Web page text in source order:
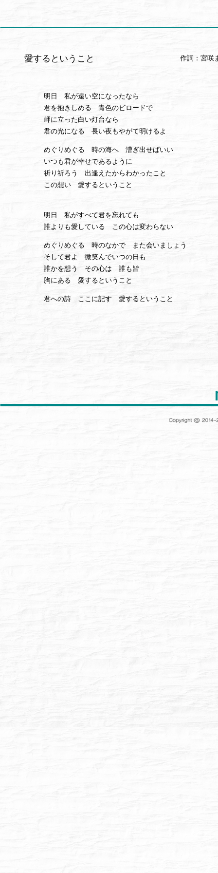
愛するということ 作詞：宮咲
明日 私が遠い空になったなら
君を抱きしめる 青色のビロードで
岬に立った白い灯台なら
君の光になる 長い夜もやがて明けるよ
めぐりめぐる 時の海へ 漕ぎ出せばいい
いつも君が幸せであるように
祈り祈ろう 出逢えたからわかったこと
この想い 愛するということ
明日 私がすべて君を忘れても
誰よりも愛している この心は変わらない
めぐりめぐる 時のなかで また会いましょう
そして君よ 微笑んでいつの日も
誰かを想う その心は 誰も皆
胸にある 愛するということ
君への詩 ここに記す 愛するということ